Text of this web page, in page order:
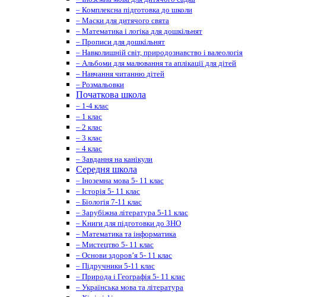
– Комплексна підготовка до школи
– Маски для дитячого свята
– Математика і логіка для дошкільнят
– Прописи для дошкільнят
– Навколишній світ, природознавство і валеологія
– Альбоми для малювання та аплікації для дітей
– Навчання читанню дітей
– Розмальовки
Початкова школа
– 1-4 клас
– 1 клас
– 2 клас
– 3 клас
– 4 клас
– Завдання на канікули
Середня школа
– Іноземна мова 5- 11 клас
– Історія 5- 11 клас
– Біологія 7-11 клас
– Зарубіжна література 5-11 клас
– Книги для підготовки до ЗНО
– Математика та інформатика
– Мистецтво 5- 11 клас
– Основи здоров’я 5- 11 клас
– Підручники 5-11 клас
– Природа і Географія 5- 11 клас
– Українська мова та література